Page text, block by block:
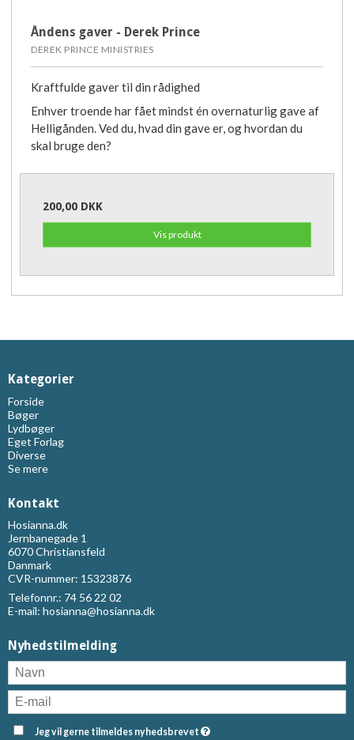
Åndens gaver - Derek Prince
DEREK PRINCE MINISTRIES
Kraftfulde gaver til din rådighed
Enhver troende har fået mindst én overnaturlig gave af
Helligånden. Ved du, hvad din gave er, og hvordan du
skal bruge den?
200,00 DKK
Vis produkt
Kategorier
Forside
Bøger
Lydbøger
Eget Forlag
Diverse
Se mere
Kontakt
Hosianna.dk
Jernbanegade 1
6070 Christiansfeld
Danmark
CVR-nummer: 15323876
Telefonnr.: 74 56 22 02
E-mail: hosianna@hosianna.dk
Nyhedstilmelding
Jeg vil gerne tilmeldes nyhedsbrevet